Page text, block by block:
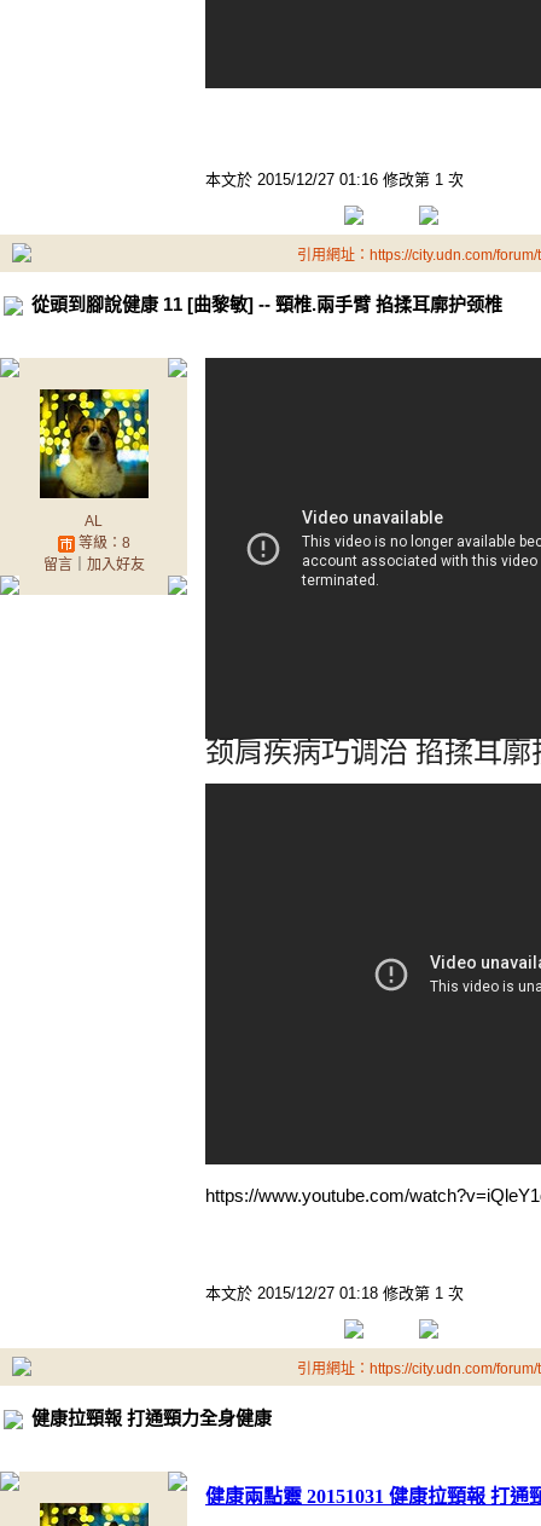
本文於 2015/12/27 01:16 修改第 1 次
引用網址：https://city.udn.com/
從頭到腳說健康 11 [曲黎敏] -- 頸椎.兩手臂 掐揉耳廓护颈椎
AL
等級：8
留言｜ 加入好友
颈肩疾病巧调治 掐揉耳廓
https://www.youtube.com/
本文於 2015/12/27 01:18 修改第 1 次
引用網址：https://city.udn.com/
健康拉頸報 打通頸力全身健康
健康兩點靈 20151031 健康拉頸報 打通